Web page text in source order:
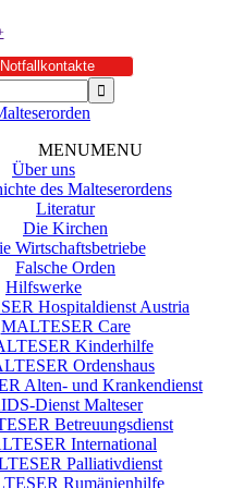
Notfallkontakte
MENUMENU
Über uns
des Malteserordens
Literatur
Die Kirchen
Wirtschaftsbetriebe
Falsche Orden
Hilfswerke
Hospitaldienst Austria
MALTESER Care
Kinderhilfe
Ordenshaus
Alten- und Krankendienst
Dienst Malteser
Betreuungsdienst
International
Palliativdienst
Rumänienhilfe